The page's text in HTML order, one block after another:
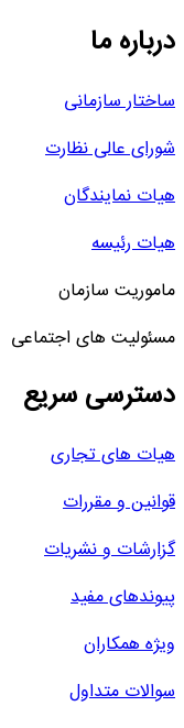
درباره ما
ساختار سازمانی
شورای عالی نظارت
هیات نمایندگان
هیات رئیسه
ماموریت سازمان
مسئولیت های اجتماعی
دسترسی سریع
هیات های تجاری
قوانین و مقررات
گزارشات و نشریات
پیوندهای مفید
ویژه همکاران
سوالات متداول